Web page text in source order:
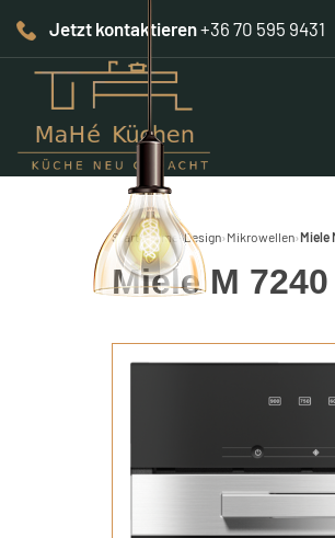
Jetzt kontaktieren+36 70 595 9431
Start›Home-Design› Mikrowellen›Miele
Miele M